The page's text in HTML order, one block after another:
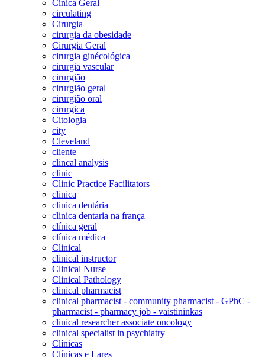
Cínica Geral
circulating
Cirurgia
cirurgia da obesidade
Cirurgia Geral
cirurgia ginécológica
cirurgia vascular
cirurgião
cirurgião geral
cirurgião oral
cirurgica
Citologia
city
Cleveland
cliente
clincal analysis
clinic
Clinic Practice Facilitators
clinica
clinica dentária
clinica dentaria na frança
clínica geral
clínica médica
Clinical
clinical instructor
Clinical Nurse
Clinical Pathology
clinical pharmacist
clinical pharmacist - community pharmacist - GPhC -
pharmacist - pharmacy job - vaistininkas
clinical researcher associate oncology
clinical specialist in psychiatry
Clínicas
Clínicas e Lares